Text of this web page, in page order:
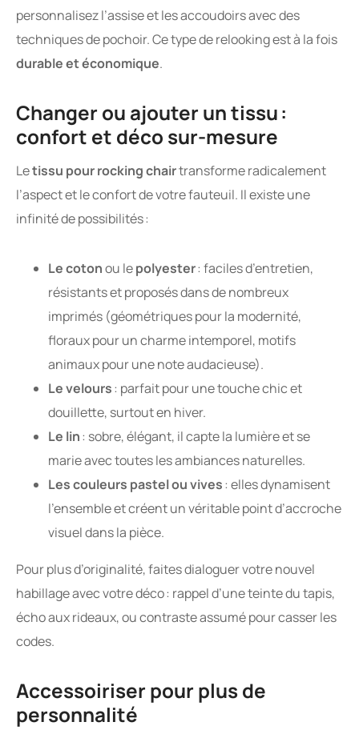
personnalisez l’assise et les accoudoirs avec des
techniques de pochoir. Ce type de relooking est à la fois
durable et économique.
Changer ou ajouter un tissu :
confort et déco sur-mesure
Letissu pour rocking chairtransforme radicalement
l’aspect et le confort de votre fauteuil. Il existe une
infinité de possibilités :
Le cotonou lepolyester: faciles d’entretien,
résistants et proposés dans de nombreux
imprimés (géométriques pour la modernité,
floraux pour un charme intemporel, motifs
animaux pour une note audacieuse).
Le velours: parfait pour une touche chic et
douillette, surtout en hiver.
Le lin: sobre, élégant, il capte la lumière et se
marie avec toutes les ambiances naturelles.
Les couleurs pastel ou vives: elles dynamisent
l’ensemble et créent un véritable point d’accroche
visuel dans la pièce.
Pour plus d’originalité, faites dialoguer votre nouvel
habillage avec votre déco : rappel d’une teinte du tapis,
écho aux rideaux, ou contraste assumé pour casser les
codes.
Accessoiriser pour plus de
personnalité